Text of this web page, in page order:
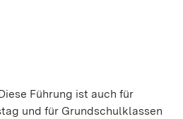
Führung ist auch für
und für Grundschulklassen